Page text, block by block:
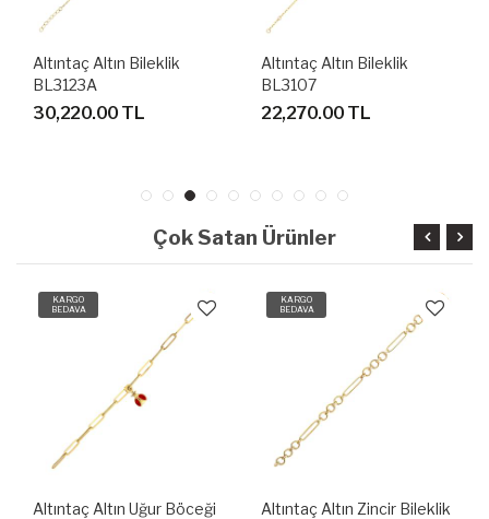
Altıntaç Altın Bileklik
BL3123A
30,220.00 TL
Altıntaç Altın Bileklik
BL3107
22,270.00 TL
Çok Satan Ürünler
KARGO
BEDAVA
Altıntaç Altın Uğur Böceği
KARGO
BEDAVA
Altıntaç Altın Zincir Bileklik